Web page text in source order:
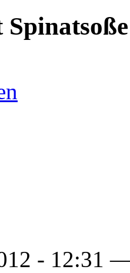
- 12:31